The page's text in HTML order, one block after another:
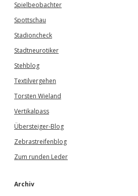
Spielbeobachter
Spottschau
Stadioncheck
Stadtneurotiker
Stehblog
Textilvergehen
Torsten Wieland
Vertikalpass
Übersteiger-Blog
Zebrastreifenblog
Zum runden Leder
Archiv